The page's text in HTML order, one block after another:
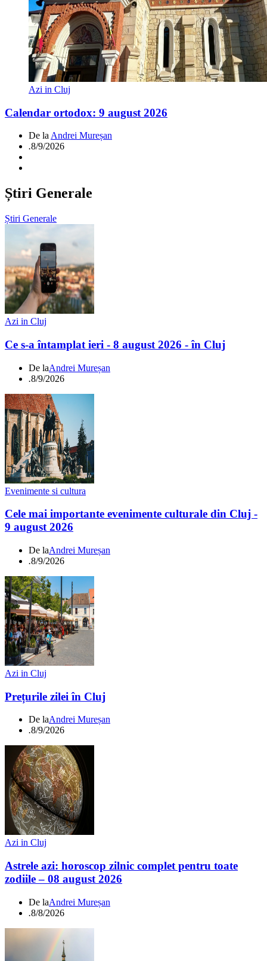
Azi in Cluj
Calendar ortodox: 9 august 2026
De la Andrei Mureșan
.8/9/2026
Știri Generale
Știri Generale
Azi in Cluj
Ce s-a întamplat ieri - 8 august 2026 - în Cluj
De laAndrei Mureșan
.8/9/2026
Evenimente si cultura
Cele mai importante evenimente culturale din Cluj -
9 august 2026
De laAndrei Mureșan
.8/9/2026
Azi in Cluj
Prețurile zilei în Cluj
De laAndrei Mureșan
.8/9/2026
Azi in Cluj
Astrele azi: horoscop zilnic complet pentru toate
zodiile – 08 august 2026
De laAndrei Mureșan
.8/8/2026